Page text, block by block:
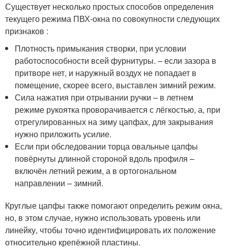
Существует несколько простых способов определения
текущего режима ПВХ-окна по совокупности следующих
признаков :
Плотность примыкания створки, при условии
работоспособности всей фурнитуры. – если зазора в
притворе нет, и наружный воздух не попадает в
помещение, скорее всего, выставлен зимний режим.
Сила нажатия при отрывании ручки – в летнем
режиме рукоятка проворачивается с лёгкостью, а, при
отрегулированных на зиму цапфах, для закрывания
нужно приложить усилие.
Если при обследовании торца овальные цапфы
повёрнуты длинной стороной вдоль профиля –
включён летний режим, а в ортогональном
направлении – зимний.
Круглые цапфы также помогают определить режим окна,
но, в этом случае, нужно использовать уровень или
линейку, чтобы точно идентифицировать их положение
относительно крепёжной пластины.